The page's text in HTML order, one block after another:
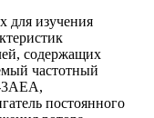
для изучения
содержащих
частотный
3AEA,
постоянного